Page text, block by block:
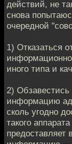
действий, не
снова
очередной
1) Отказаться
иного типа и
2)
информацию
сколь угодно
такого
предоставляет